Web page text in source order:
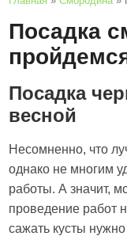
Посадка
Посадка
весной
Несомненно, что
однако не многим
работы. А значит,
проведение работ
сажать кусты